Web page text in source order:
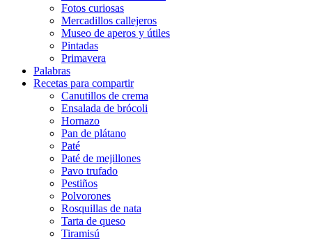
Fotos curiosas
Mercadillos callejeros
Museo de aperos y útiles
Pintadas
Primavera
Palabras
Recetas para compartir
Canutillos de crema
Ensalada de brócoli
Hornazo
Pan de plátano
Paté
Paté de mejillones
Pavo trufado
Pestiños
Polvorones
Rosquillas de nata
Tarta de queso
Tiramisú